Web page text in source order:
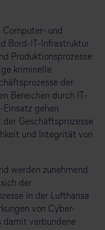
Computer- und
Bord-IT-Infrastruktur
Produktionsprozesse
kriminelle
der
Bereichen durch IT-
gehen
Geschäftsprozesse
und Integrität von
werden zunehmend
der
in der Lufthansa
von Cyber-
damit verbundene